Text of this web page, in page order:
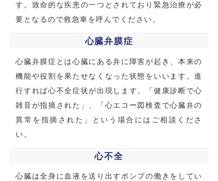
す。致命的な疾患の一つとされており緊急治療が必
要となるので救急車を呼んでください。
心臓弁膜症
心臓弁膜症とは心臓にある弁に障害が起き、本来の
機能や役割を果たせなくなった状態をいいます。進
行すれば心不全症状が出現します。「健康診断で心
雑音が指摘された」、「心エコー図検査で心臓弁の
異常を指摘された」という場合にはご相談くださ
い。
心不全
心臓は全身に血液を送り出すポンプの働きをしてい